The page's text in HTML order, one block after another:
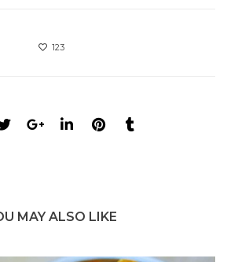
123
MAY ALSO LIKE